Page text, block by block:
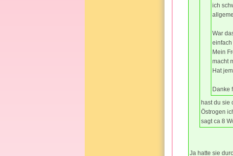
ich
War
Mein
macht
Hat
Danke
hast du sie
Östrogen
sagt ca 8
Ja hatte sie